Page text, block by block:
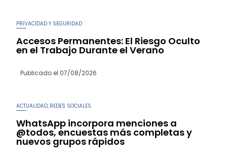
PRIVACIDAD Y SEGURIDAD
Accesos Permanentes: El Riesgo Oculto
en el Trabajo Durante el Verano
Publicado el 07/08/2026
ACTUALIDAD REDES SOCIALES
WhatsApp incorpora menciones a
@todos, encuestas más completas y
nuevos grupos rápidos